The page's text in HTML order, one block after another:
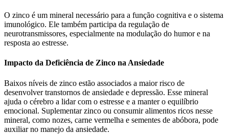
O zinco é um mineral necessário para a função cognitiva e o sistema
imunológico. Ele também participa da regulação de
neurotransmissores, especialmente na modulação do humor e na
resposta ao estresse.
Impacto da Deficiência de Zinco na Ansiedade
Baixos níveis de zinco estão associados a maior risco de
desenvolver transtornos de ansiedade e depressão. Esse mineral
ajuda o cérebro a lidar com o estresse e a manter o equilíbrio
emocional. Suplementar zinco ou consumir alimentos ricos nesse
mineral, como nozes, carne vermelha e sementes de abóbora, pode
auxiliar no manejo da ansiedade.